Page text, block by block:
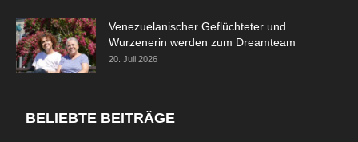
Venezuelanischer Geflüchteter und
Wurzenerin werden zum Dreamteam
20. Juli 2026
BELIEBTE BEITRÄGE